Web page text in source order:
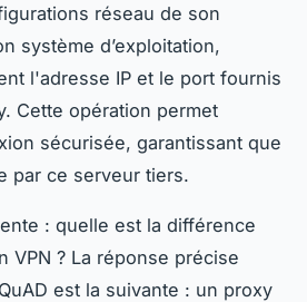
réseau de son
système d’exploitation,
l'adresse IP et le port fournis
Cette opération permet
sécurisée, garantissant que
par ce serveur tiers.
: quelle est la différence
VPN ? La réponse précise
est la suivante : un proxy